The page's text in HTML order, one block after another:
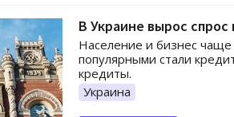
В Украине вырос
Население и бизнес
популярными стали
кредиты.
Украина